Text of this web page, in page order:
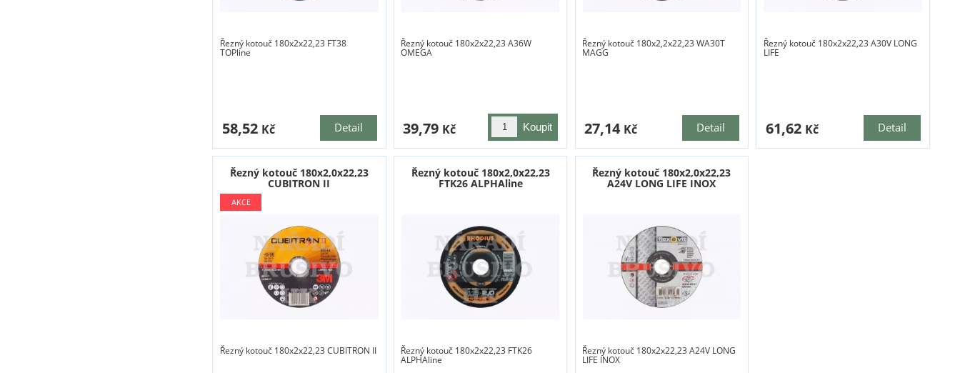
Řezný kotouč 180x2x22,23 FT38
TOPline
Detail
58,52 Kč
Řezný kotouč 180x2x22,23 A36W
OMEGA
39,79 Kč
Řezný kotouč 180x2,2x22,23 WA30T
MAGG
Detail
27,14 Kč
Řezný kotouč 180x2x22,23 A30V LONG
LIFE
Detail
61,62 Kč
Řezný kotouč 180x2,0x22,23
CUBITRON II
Řezný kotouč 180x2x22,23 CUBITRON II
Řezný kotouč 180x2,0x22,23
FTK26 ALPHAline
Řezný kotouč 180x2x22,23 FTK26
ALPHAline
Řezný kotouč 180x2,0x22,23
A24V LONG LIFE INOX
Řezný kotouč 180x2x22,23 A24V LONG
LIFE INOX